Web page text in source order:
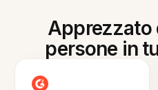
Apprezzato
persone in